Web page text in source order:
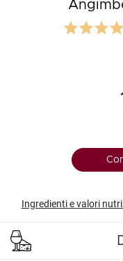
Ingredienti e valori